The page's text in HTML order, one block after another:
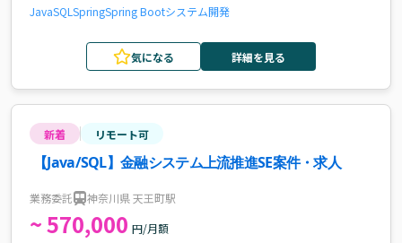
JavaSQL SpringSpring Bootシステム開発
気になる 詳細を見る
新着 リモート可
【Java/SQL】金融システム上流推進SE案件・求人
業務委託 神奈川県 天王町駅
~ 570,000 円/月額